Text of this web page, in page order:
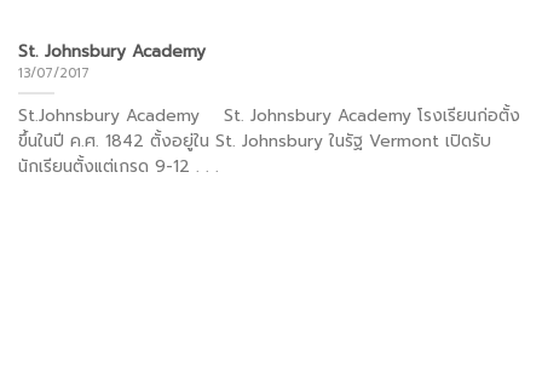
St. Johnsbury Academy
13/07/2017
St.Johnsbury Academy St. Johnsbury Academy โรงเรียนก่อตั้ง
ขึ้นในปี ค.ศ. 1842 ตั้งอยู่ใน St. Johnsbury ในรัฐ Vermont เปิดรับ
นักเรียนตั้งแต่เกรด 9-12 . . .